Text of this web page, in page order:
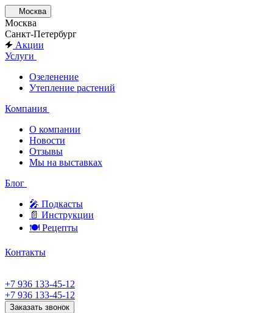
Москва
Москва
Санкт-Петербург
Акции
Услуги
Озеленение
Утепление растений
Компания
О компании
Новости
Отзывы
Мы на выставках
Блог
🎤︎︎ Подкасты
📄 Инструкции
🍽 Рецепты
Контакты
+7 936 133-45-12
+7 936 133-45-12
Заказать звонок